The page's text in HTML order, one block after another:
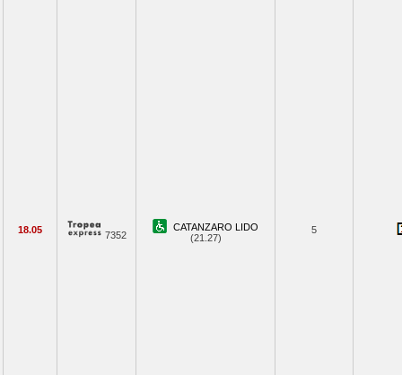
18.05 7352
CATANZARO LIDO
(21.27)
5